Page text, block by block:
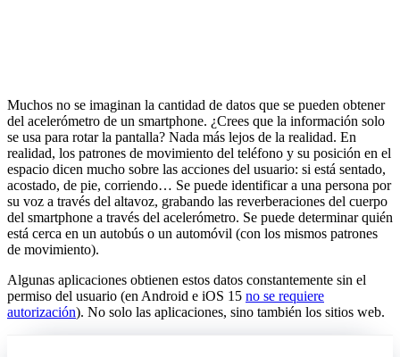
Muchos no se imaginan la cantidad de datos que se pueden obtener
del acelerómetro de un smartphone. ¿Crees que la información solo
se usa para rotar la pantalla? Nada más lejos de la realidad. En
realidad, los patrones de movimiento del teléfono y su posición en el
espacio dicen mucho sobre las acciones del usuario: si está sentado,
acostado, de pie, corriendo… Se puede identificar a una persona por
su voz a través del altavoz, grabando las reverberaciones del cuerpo
del smartphone a través del acelerómetro. Se puede determinar quién
está cerca en un autobús o un automóvil (con los mismos patrones
de movimiento).
Algunas aplicaciones obtienen estos datos constantemente sin el
permiso del usuario (en Android e iOS 15 no se requiere
autorización). No solo las aplicaciones, sino también los sitios web.